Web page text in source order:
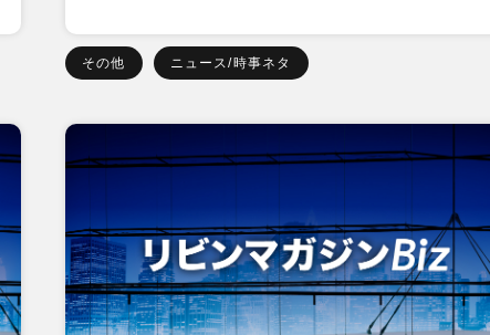
その他 ニュース/時事ネタ